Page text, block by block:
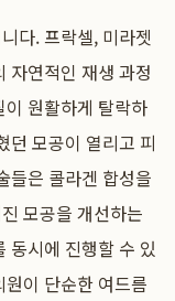
다. 프락셀, 미라젯
자연적인 재생 과정
원활하게 탈락하
던 모공이 열리고 피
들은 콜라겐 합성을
모공을 개선하는
동시에 진행할 수 있
이 단순한 여드름